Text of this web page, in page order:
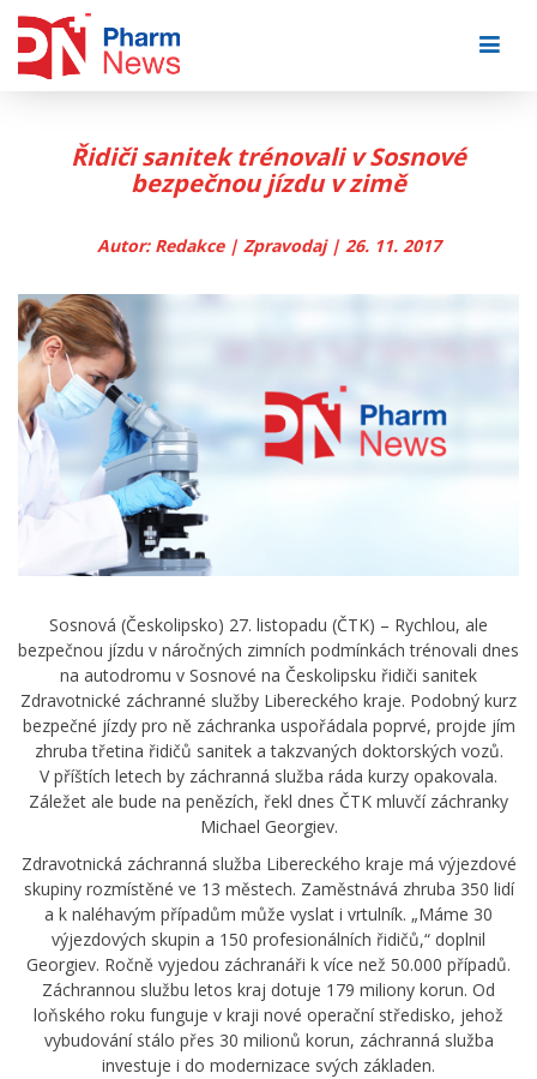
Řidiči sanitek trénovali v Sosnové
bezpečnou jízdu v zimě
Autor: Redakce | Zpravodaj | 26. 11. 2017
Sosnová (Českolipsko) 27. listopadu (ČTK) – Rychlou, ale
bezpečnou jízdu v náročných zimních podmínkách trénovali dnes
na autodromu v Sosnové na Českolipsku řidiči sanitek
Zdravotnické záchranné služby Libereckého kraje. Podobný kurz
bezpečné jízdy pro ně záchranka uspořádala poprvé, projde jím
zhruba třetina řidičů sanitek a takzvaných doktorských vozů.
V příštích letech by záchranná služba ráda kurzy opakovala.
Záležet ale bude na penězích, řekl dnes ČTK mluvčí záchranky
Michael Georgiev.
Zdravotnická záchranná služba Libereckého kraje má výjezdové
skupiny rozmístěné ve 13 městech. Zaměstnává zhruba 350 lidí
a k naléhavým případům může vyslat i vrtulník. „Máme 30
výjezdových skupin a 150 profesionálních řidičů,“ doplnil
Georgiev. Ročně vyjedou záchranáři k více než 50.000 případů.
Záchrannou službu letos kraj dotuje 179 miliony korun. Od
loňského roku funguje v kraji nové operační středisko, jehož
vybudování stálo přes 30 milionů korun, záchranná služba
investuje i do modernizace svých základen.